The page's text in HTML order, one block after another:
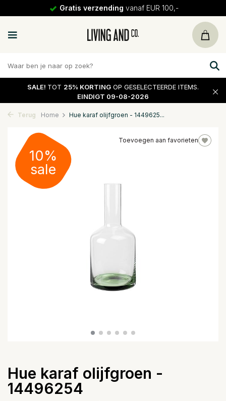
Gratis verzending vanaf EUR 100,-
SALE! TOT 25% KORTING OP GESELECTEERDE ITEMS.
EINDIGT 09-08-2026
Terug Home Hue karaf olijfgroen - 1449625...
Toevoegen aan favorieten
10%
sale
Hue karaf olijfgroen -
14496254